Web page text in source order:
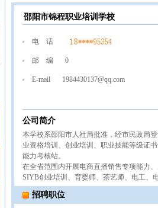
邵阳市锦程职业培训学校
电 话
邮 编 0
E-mail 1984430137@qq.com
公司简介
本学校系邵阳市人社局批准，经市民政局
业资格培训、创业培训、职业技能等级证
能力考核站。
在全省范围内开展电商直播销售专项能力
SIYB创业培训、育婴师、茶艺师、电工、
招聘职位